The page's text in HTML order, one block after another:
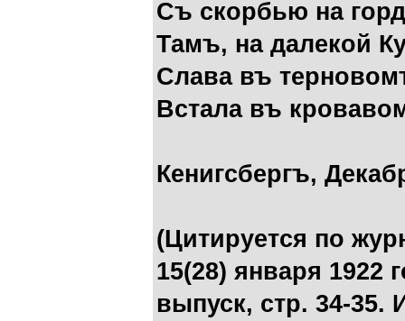
Съ скорбью на
Тамъ, на далекой
Слава въ
Встала въ
Кенигсбергъ,
(Цитируется по
15(28) января 1922
выпуск, стр. 34-35.